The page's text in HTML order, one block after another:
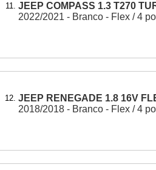
11. JEEP COMPASS 1.3 T270
2022/2021 - Branco - Flex / 4
12. JEEP RENEGADE 1.8 16V
2018/2018 - Branco - Flex / 4